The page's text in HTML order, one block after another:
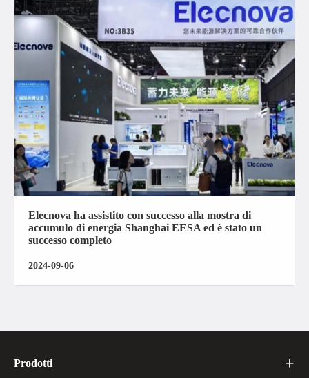
Elecnova ha assistito con successo alla mostra di
accumulo di energia Shanghai EESA ed è stato un
successo completo
2024-09-06
Prodotti 